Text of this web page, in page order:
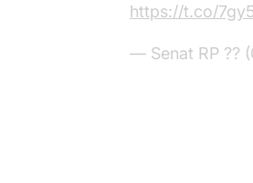
https://t.co/
— Senat RP ??